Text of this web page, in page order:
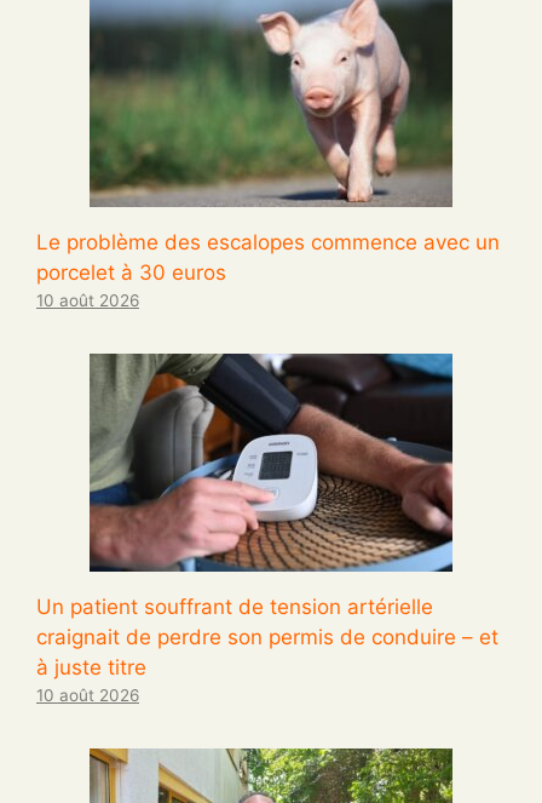
Le problème des escalopes commence avec un
porcelet à 30 euros
10 août 2026
Un patient souffrant de tension artérielle
craignait de perdre son permis de conduire – et
à juste titre
10 août 2026